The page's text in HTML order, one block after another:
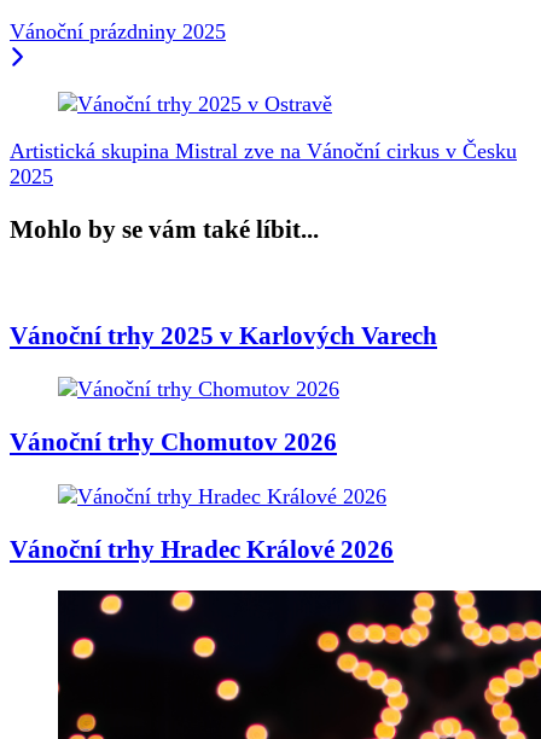
Vánoční prázdniny 2025
Artistická skupina Mistral zve na Vánoční cirkus v Česku
2025
Mohlo by se vám také líbit...
Vánoční trhy 2025 v Karlových Varech
Vánoční trhy Chomutov 2026
Vánoční trhy Hradec Králové 2026